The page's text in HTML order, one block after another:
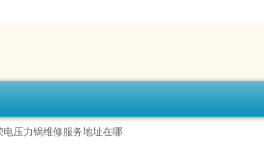
压力锅维修服务地址在哪